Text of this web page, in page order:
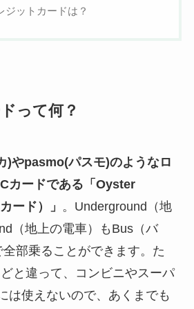
ジットカードは？
って何？
)やpasmo(パスモ)のようなロ
カードである「Oyster
ード）」 。Underground（地
（地上の電車）もBus（バ
部乗ることができます。た
と違って、コンビニやスーパ
は使えないので、あくまでも